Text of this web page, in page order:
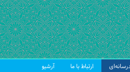
ارتباط با ما آرشیو